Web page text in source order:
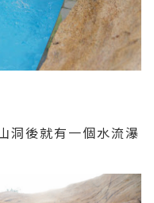
洞後就有一個水流瀑